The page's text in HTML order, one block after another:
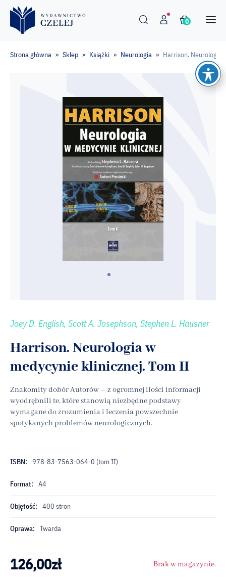
0
Strona główna » Sklep » Książki » Neurologia » Harrison. Neurologia
Joey D. English, Scott A. Josephson, Stephen L. Hausner
Harrison. Neurologia w
medycynie klinicznej. Tom II
Znakomity dobór Autorów – z ogromnej ilości informacji
wyodrębnili te, które stanowią niezbędne podstawy
wymagane do zrozumienia i leczenia powszechnie
spotykanych problemów neurologicznych.
ISBN: 978-83-7563-064-0 (tom II)
Format: A4
Objętość: 400 stron
Oprawa: Twarda
126,00zł Brak w magazynie.